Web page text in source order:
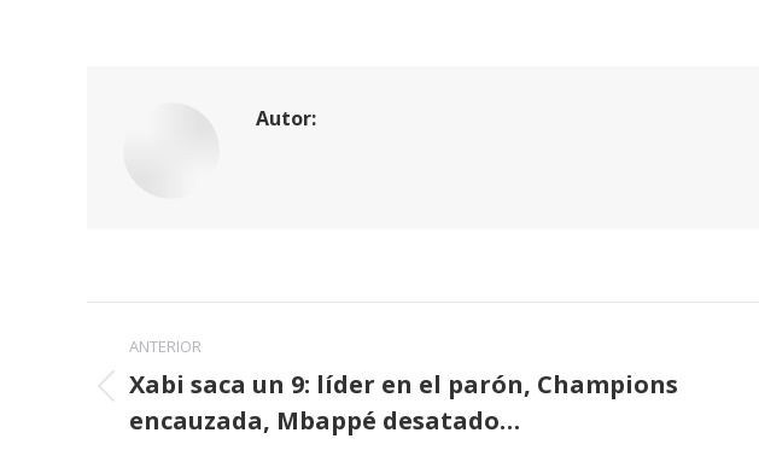
Autor:
Navegación
entre
publicaciones
ANTERIOR
Publicación
anterior:
Xabi saca un 9: líder en el parón, Champions
encauzada, Mbappé desatado…